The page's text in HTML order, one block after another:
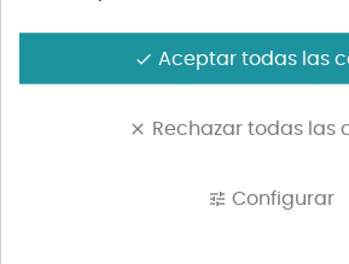
El mundo del vino y de la bebida en
eso, es muy importante el
done Aceptar todas las
clear Rechazar todas las
tune Configurar